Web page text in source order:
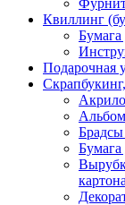
Квиллинг
Бумага
Подарочная
Бумага